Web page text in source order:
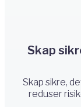
Skap
Skap sikre,
reduser